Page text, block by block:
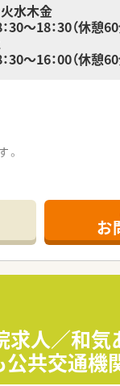
水木金
30～18：30（休憩60
30～16：00（休憩60
！
が来局されます。
おります。
す。
お
求人／和
共交通機